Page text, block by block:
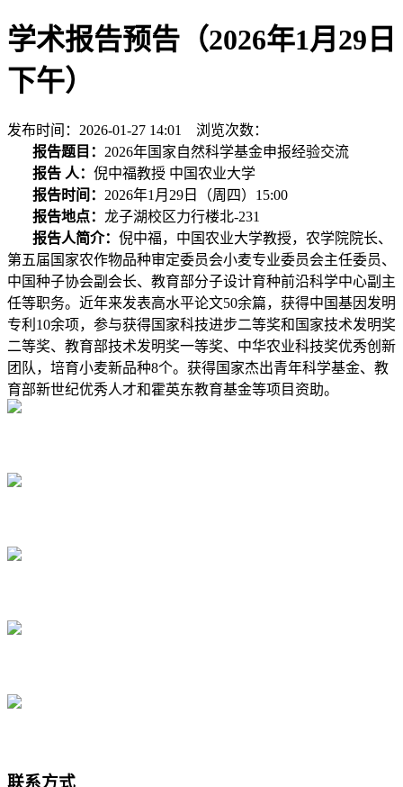
学术报告预告（2026年1月29日
下午）
发布时间：2026-01-27 14:01 浏览次数：
报告题目： 2026年国家自然科学基金申报经验交流
报告 人： 倪中福教授 中国农业大学
报告时间： 2026年1月29日（周四）15:00
报告地点： 龙子湖校区力行楼北-231
报告人简介： 倪中福，中国农业大学教授，农学院院长、
第五届国家农作物品种审定委员会小麦专业委员会主任委员、
中国种子协会副会长、教育部分子设计育种前沿科学中心副主
任等职务。近年来发表高水平论文50余篇，获得中国基因发明
专利10余项，参与获得国家科技进步二等奖和国家技术发明奖
二等奖、教育部技术发明奖一等奖、中华农业科技奖优秀创新
团队，培育小麦新品种8个。获得国家杰出青年科学基金、教
育部新世纪优秀人才和霍英东教育基金等项目资助。
联系方式